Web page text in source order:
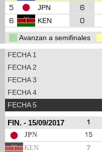
5
JPN 6
6
KEN 0
Avanzan a semifinales
FECHA 1
FECHA 2
FECHA 3
FECHA 4
FECHA 5
FIN. - 15/09/2017 1
JPN
15
KEN
7